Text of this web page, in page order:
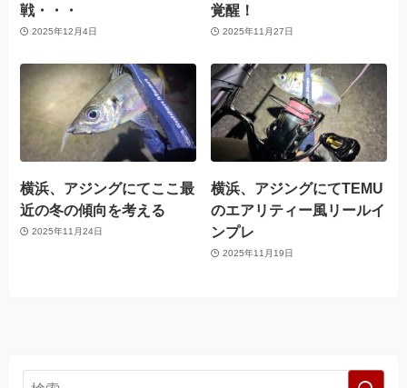
戦・・・
2025年12月4日
覚醒！
2025年11月27日
横浜、アジングにてここ最
近の冬の傾向を考える
2025年11月24日
横浜、アジングにてTEMU
のエアリティー風リールイ
ンプレ
2025年11月19日